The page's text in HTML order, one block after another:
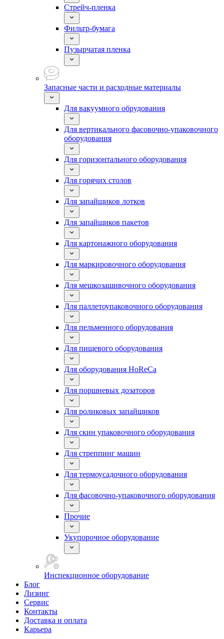
Стрейч-пленка
Фильтр-бумага
Пузырчатая пленка
Запасные части и расходные материалы
Для вакуумного обрудования
Для вертикального фасовочно-упаковочного
оборудования
Для горизонтального оборудования
Для горячих столов
Для запайщиков лотков
Для запайщиков пакетов
Для картонажного оборудования
Для маркировочного оборудования
Для мешкозашивочного оборудования
Для паллетоупаковочного оборудования
Для пельменного оборудования
Для пищевого оборудования
Для оборудования HoReCa
Для поршневых дозаторов
Для роликовых запайщиков
Для скин упаковочного оборудования
Для стреппинг машин
Для термоусадочного оборудования
Для фасовочно-упаковочного оборудования
Прочие
Укупорочное оборудование
Инспекционное оборудование
Блог
Лизинг
Сервис
Контакты
Доставка и оплата
Карьера